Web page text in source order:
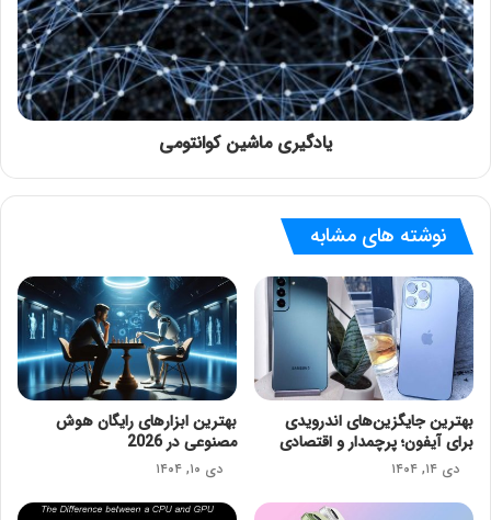
یادگیری ماشین کوانتومی
نوشته های مشابه
بهترین جایگزین‌های اندرویدی
برای آیفون؛ پرچمدار و اقتصادی
دی ۱۴, ۱۴۰۴
بهترین ابزارهای رایگان هوش
مصنوعی در 2026
دی ۱۰, ۱۴۰۴